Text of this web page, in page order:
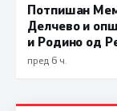
Потпишан
Делчево и
и Родино од
пред 6 ч.